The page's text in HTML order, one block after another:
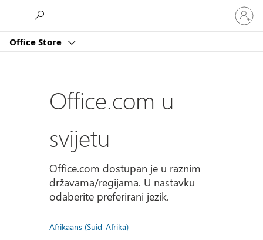
Office Store
Prijavite
se
u
račun
Office.com u
svijetu
Office.com dostupan je u raznim
državama/regijama. U nastavku
odaberite preferirani jezik.
Afrikaans (Suid-Afrika)